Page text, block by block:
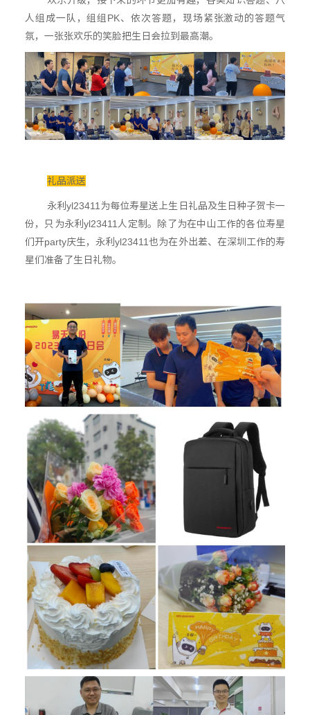
人组成一队，组组PK、依次答题，现场紧张激动的答题气
氛，一张张欢乐的笑脸把生日会拉到最高潮。
礼品派送
永利yl23411为每位寿星送上生日礼品及生日种子贺卡一
份，只为永利yl23411人定制。除了为在中山工作的各位寿星
们开party庆生，永利yl23411也为在外出差、在深圳工作的寿
星们准备了生日礼物。